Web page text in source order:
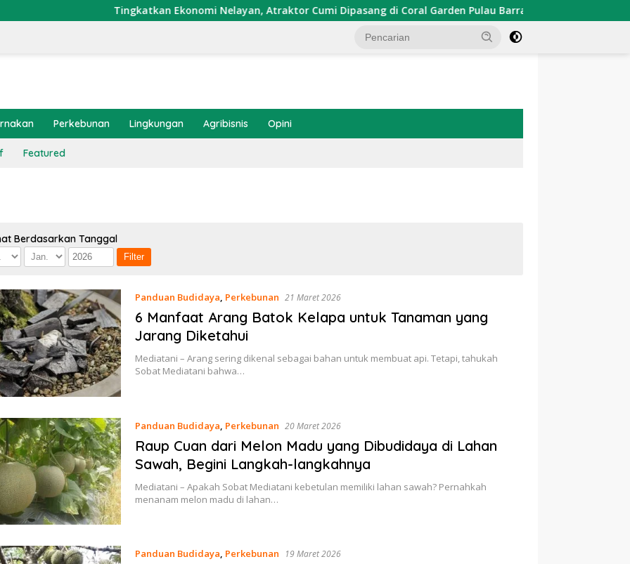
Tingkatkan Ekonomi Nelayan, Atraktor Cumi Dipasang di Coral Garden Pulau Barrang Caddi
Perkebunan Lingkungan Agribisnis Opini
Featured
Berdasarkan Tanggal
Panduan Budidaya, Perkebunan 21 Maret 2026
6 Manfaat Arang Batok Kelapa untuk Tanaman yang
Jarang Diketahui
Mediatani – Arang sering dikenal sebagai bahan untuk membuat api. Tetapi, tahukah
Sobat Mediatani bahwa…
Panduan Budidaya, Perkebunan 20 Maret 2026
Raup Cuan dari Melon Madu yang Dibudidaya di Lahan
Sawah, Begini Langkah-langkahnya
Mediatani – Apakah Sobat Mediatani kebetulan memiliki lahan sawah? Pernahkah
menanam melon madu di lahan…
Panduan Budidaya, Perkebunan 19 Maret 2026